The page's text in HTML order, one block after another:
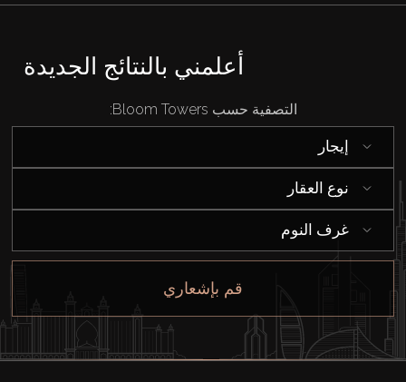
أعلمني بالنتائج الجديدة
التصفية حسب Bloom Towers:
إيجار
نوع العقار
غرف النوم
قم بإشعاري